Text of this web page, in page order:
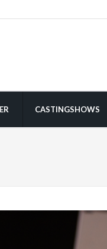
CASTINGSHOWS